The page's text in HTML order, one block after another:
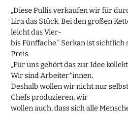
„Diese Pullis verkaufen wir für
Lira das Stück. Bei den großen
leicht das Vier-
bis Fünffache.“ Serkan ist sichtlich
Preis.
„Für uns gehört das zur Idee
Wir sind Arbeiter*innen.
Deshalb wollen wir nicht nur
Chefs produzieren, wir
wollen auch, dass sich alle